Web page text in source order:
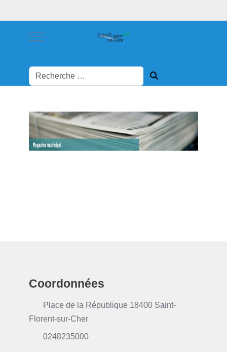
Mobile Menu Toggle
Coordonnées
Place de la République 18400 Saint-
Florent-sur-Cher
0248235000